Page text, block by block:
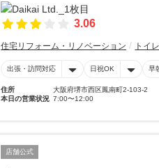
3.06
住宅リフォーム・リノベーション トイ
出張・訪問対応 日祝OK 早
住所
大阪府堺市西区鳳南町2-103-2
本日の営業状況 7:00〜12:00
店舗公式